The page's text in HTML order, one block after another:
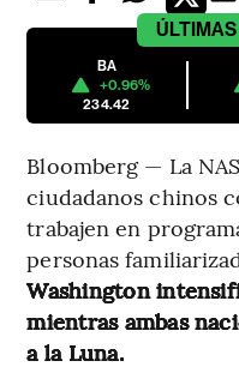
ÚLTIMAS
BA
+0.96%
234.42
Bloomberg — La
ciudadanos chinos
trabajen en
personas
Washington
mientras ambas
a la Luna.